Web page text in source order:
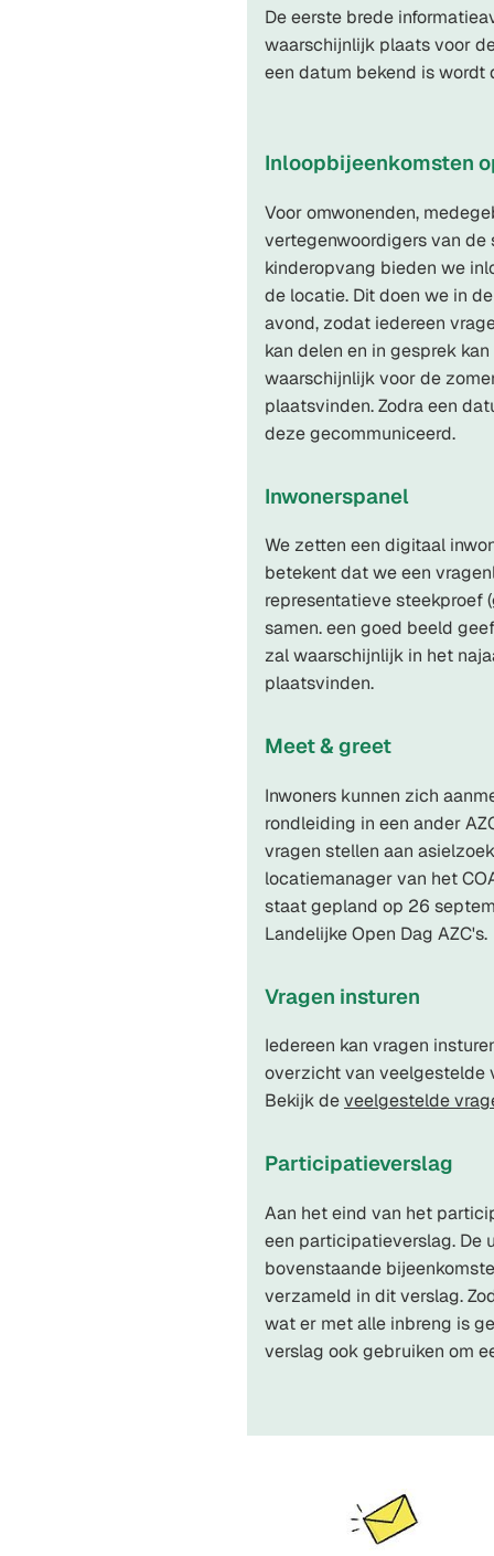
De eerste brede
waarschijnlijk plaats voor
een datum bekend is wordt
Inloopbijeenkomsten
Voor omwonenden,
vertegenwoordigers van de
kinderopvang bieden we
de locatie. Dit doen we in
avond, zodat iedereen
kan delen en in gesprek
waarschijnlijk voor de
plaatsvinden. Zodra een
deze gecommuniceerd.
Inwonerspanel
We zetten een digitaal
betekent dat we een
representatieve steekproef
samen. een goed beeld
zal waarschijnlijk in het
plaatsvinden.
Meet & greet
Inwoners kunnen zich
rondleiding in een ander
vragen stellen aan
locatiemanager van het
staat gepland op 26
Landelijke Open Dag AZC's.
Vragen insturen
Iedereen kan vragen
overzicht van veelgestelde
Bekijk deveelgestelde
Participatieverslag
Aan het eind van het
een participatieverslag. De
bovenstaande
verzameld in dit verslag.
wat er met alle inbreng is
verslag ook gebruiken om